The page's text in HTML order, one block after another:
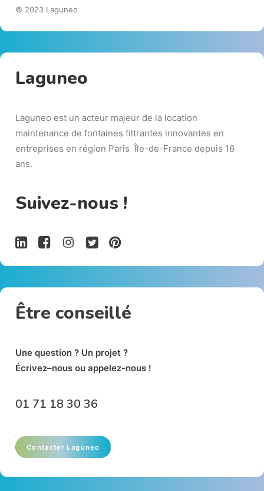
© 2023 Laguneo
Laguneo
Laguneo est un acteur majeur de la location
maintenance de fontaines filtrantes innovantes en
entreprises en région Paris Île-de-France depuis 16
ans.
Suivez-nous !
Être conseillé
Une question ? Un projet ?
Écrivez–nous ou appelez-nous !
01 71 18 30 36
Contacter Laguneo